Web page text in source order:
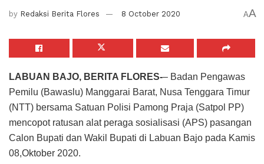
by Redaksi Berita Flores 8 October 2020 AA
LABUAN BAJO, BERITA FLORES-– Badan Pengawas
Pemilu (Bawaslu) Manggarai Barat, Nusa Tenggara Timur
(NTT) bersama Satuan Polisi Pamong Praja (Satpol PP)
mencopot ratusan alat peraga sosialisasi (APS) pasangan
Calon Bupati dan Wakil Bupati di Labuan Bajo pada Kamis
08,Oktober 2020.